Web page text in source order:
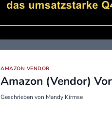
AMAZON VENDOR
Amazon (Vendor)
Geschrieben von Mandy Kirmse